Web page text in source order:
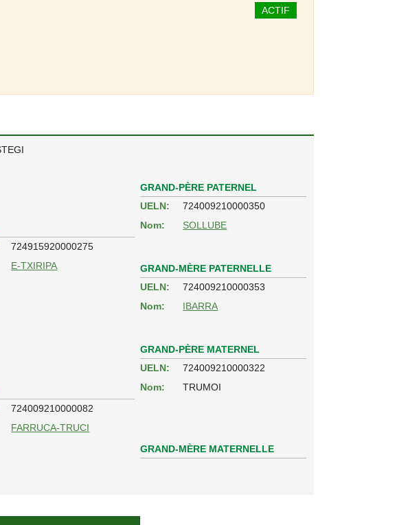
ACTIF
724915920000275
E-TXIRIPA
GRAND-PÈRE PATERNEL
UELN:
724009210000350
Nom:
SOLLUBE
GRAND-MÈRE PATERNELLE
UELN:
724009210000353
Nom:
IBARRA
724009210000082
FARRUCA-TRUCI
GRAND-PÈRE MATERNEL
UELN:
724009210000322
Nom:
TRUMOI
GRAND-MÈRE MATERNELLE